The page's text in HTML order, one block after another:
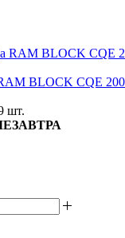
BLOCK CQE
шт.